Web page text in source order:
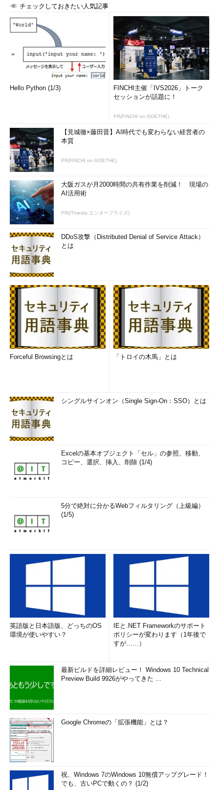
チェックしておきたい人気記事
Hello Python (1/3)
FINCHI主催「IVS2026」トーク
セッションが話題に！
PR(FINCHI on GOETHE)
【見城徹×藤田晋】AI時代でも変わらない経営者の
本質
PR(FINCHI on GOETHE)
大阪ガスが月2000時間の共有作業を削減！ 現場の
AI活用術
PR(ITmedia エンタープライズ)
DDoS攻撃（Distributed Denial of Service Attack）
とは
Forceful Browsingとは 「トロイの木馬」とは
シングルサインオン（Single Sign-On：SSO）とは
Excelの基本オブジェクト「セル」の参照、移動、
コピー、選択、挿入、削除 (1/4)
5分で絶対に分かるWebフィルタリング（上級編）
(1/5)
英語版と日本語版、どっちのOS
環境が使いやすい？
IEと.NET Frameworkのサポート
ポリシーが変わります（1年後で
すが……）
最新ビルドを詳細レビュー！ Windows 10 Technical
Preview Build 9926がやってきた ...
Google Chromeの「拡張機能」とは？
祝、Windows 7のWindows 10無償アップグレード！
でも、古いPCで動くの？ (1/2)